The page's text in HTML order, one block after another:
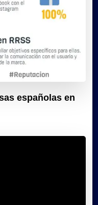
españolas en